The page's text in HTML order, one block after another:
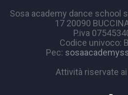
Sosa academy dance school
17 20090
P.iva
Codice univoco:
Pec:
Attività riservate